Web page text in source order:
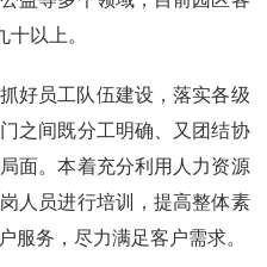
以上。
好员工队伍建设，落实各级
之间既分工明确、又团结协
面。本着充分利用人力资源
人员进行培训，提高整体素
服务，尽力满足客户需求。